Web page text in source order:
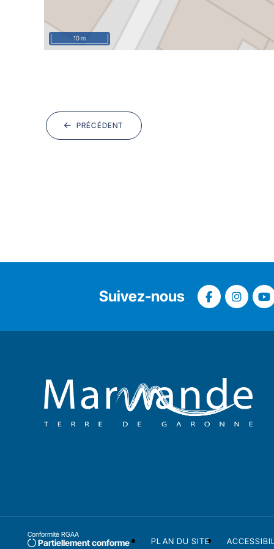
10 m
PRÉCÉDENT
Suivez-nous
Conformité RGAA
Partiellement conforme PLAN DU SITE